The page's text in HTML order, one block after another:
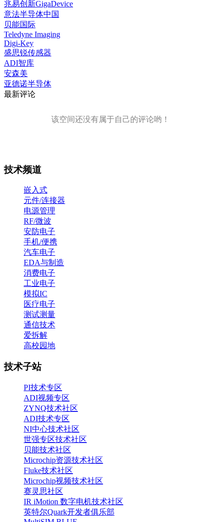
兆易创新GigaDevice
意法半导体中国
贝能国际
Teledyne Imaging
Digi-Key
盛思锐传感器
ADI智库
安森美
亚德诺半导体
最新评论
该空间还没有属于自己的评论哟！
技术频道
嵌入式
元件/连接器
电源管理
RF/微波
安防电子
手机/便携
汽车电子
EDA与制造
消费电子
工业电子
模拟IC
医疗电子
测试测量
通信技术
爱拆解
高校园地
技术子站
PI技术专区
ADI视频专区
ZYNQ技术社区
ADI技术专区
NI中心技术社区
世强专区技术社区
贝能技术社区
Microchip资源技术社区
Fluke技术社区
Microchip视频技术社区
赛灵思社区
IR iMotion 数字电机技术社区
英特尔Quark开发者俱乐部